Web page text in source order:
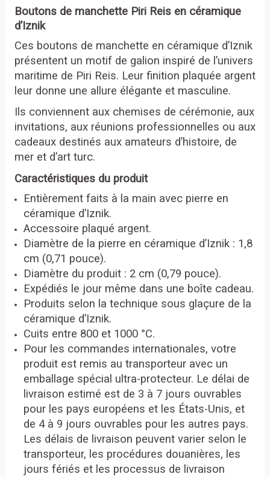
Boutons de manchette Piri Reis en céramique
d’Iznik
Ces boutons de manchette en céramique d’Iznik
présentent un motif de galion inspiré de l’univers
maritime de Piri Reis. Leur finition plaquée argent
leur donne une allure élégante et masculine.
Ils conviennent aux chemises de cérémonie, aux
invitations, aux réunions professionnelles ou aux
cadeaux destinés aux amateurs d’histoire, de
mer et d’art turc.
Caractéristiques du produit
Entièrement faits à la main avec pierre en
céramique d’Iznik.
Accessoire plaqué argent.
Diamètre de la pierre en céramique d’Iznik : 1,8
cm (0,71 pouce).
Diamètre du produit : 2 cm (0,79 pouce).
Expédiés le jour même dans une boîte cadeau.
Produits selon la technique sous glaçure de la
céramique d’Iznik.
Cuits entre 800 et 1000 °C.
Pour les commandes internationales, votre
produit est remis au transporteur avec un
emballage spécial ultra-protecteur. Le délai de
livraison estimé est de 3 à 7 jours ouvrables
pour les pays européens et les États-Unis, et
de 4 à 9 jours ouvrables pour les autres pays.
Les délais de livraison peuvent varier selon le
transporteur, les procédures douanières, les
jours fériés et les processus de livraison